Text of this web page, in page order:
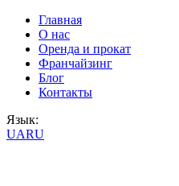
Главная
О нас
Оренда и прокат
Франчайзинг
Блог
Контакты
Язык:
UARU